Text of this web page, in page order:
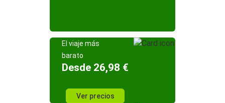
El viaje más
barato
Desde 26,98 €
Ver precios